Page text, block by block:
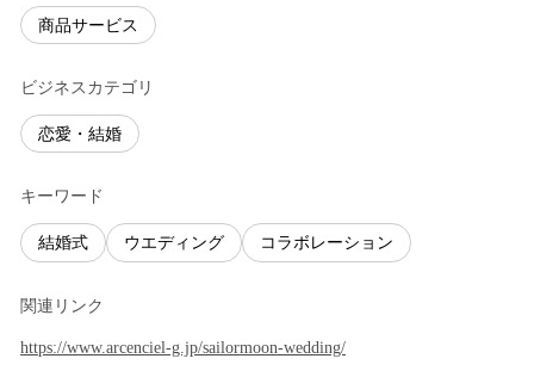
商品サービス
ビジネスカテゴリ
恋愛・結婚
キーワード
結婚式 ウエディング コラボレーション
関連リンク
https://www.arcenciel-g.jp/sailormoon-wedding/